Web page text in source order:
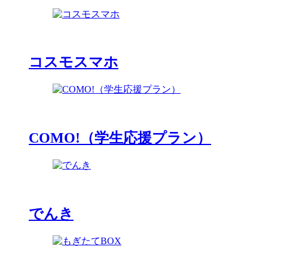
コスモスマホ
COMO!（学生応援プラン）
でんき